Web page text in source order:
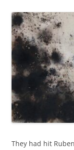
They had hit Ruben